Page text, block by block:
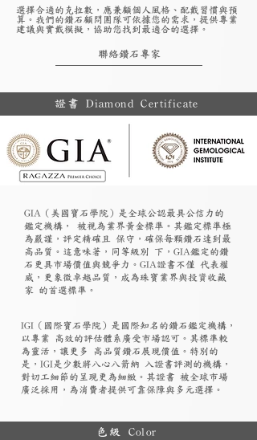
選擇合適的克拉數，應兼顧個人風格、配戴習慣與預
算。我們的鑽石顧問團隊可依據您的需求，提供專業
建議與實戴模擬，協助您找到最適合的選擇。
聯絡鑽石專家
證書 Diamond Certificate
GIA（美國寶石學院）是全球公認最具公信力的
鑑定機構， 被視為業界黃金標準。其鑑定標準極
為嚴謹，評定精確且 保守，確保每顆鑽石達到最
高品質。這意味著，同等級別 下，GIA鑑定的鑽
石更具市場價值與競爭力。GIA證書不僅 代表權
威，更象徵卓越品質，成為珠寶業界與投資收藏
家 的首選標準。
​IGI（國際寶石學院）是國際知名的鑽石鑑定機構，
以專業 高效的評估體系廣受市場認可。其標準較
為靈活，讓更多 高品質鑽石展現價值。特別的
是，IGI是少數將八心八箭納 入證書評測的機構，
對切工細節的呈現更為細緻。其證書 被全球市場
廣泛採用，為消費者提供可靠保障與多元選擇。
色級 Color